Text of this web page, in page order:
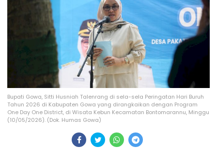
Bupati Gowa, Sitti Husniah Talenrang di sela-sela Peringatan Hari Buruh
Tahun 2026 di Kabupaten Gowa yang dirangkaikan dengan Program
One Day One District, di Wisata Kebun Kecamatan Bontomarannu, Minggu
(10/05/2026). (Dok. Humas Gowa)